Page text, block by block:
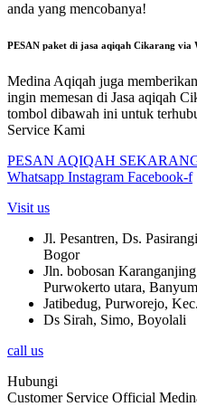
anda yang mencobanya!
PESAN paket di jasa aqiqah Cikarang via
Medina Aqiqah juga
ingin memesan di Jasa aqiqah
tombol dibawah ini untuk
Service Kami
PESAN AQIQAH
Whatsapp Instagram Facebook-f
Visit us
Jl. Pesantren, Ds.
Bogor
Jln. bobosan
Purwokerto utara,
Jatibedug, Purworejo,
Ds Sirah, Simo, Boyolali
call us
Hubungi
Customer Service Official